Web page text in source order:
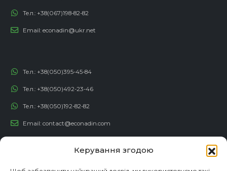
Керування згодою
Тел.: +38(067)198-82-82
Email: econadin@ukr.net
Тел.: +38(050)395-45-84
Тел.: +38(050)492-23-46
Тел.: +38(050)192-82-82
Email: contact@econadin.com